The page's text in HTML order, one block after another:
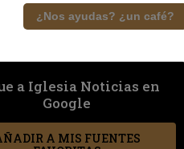
¿Nos ayudas? ¿un café?
a Iglesia Noticias en
Google
A MIS FUENTES